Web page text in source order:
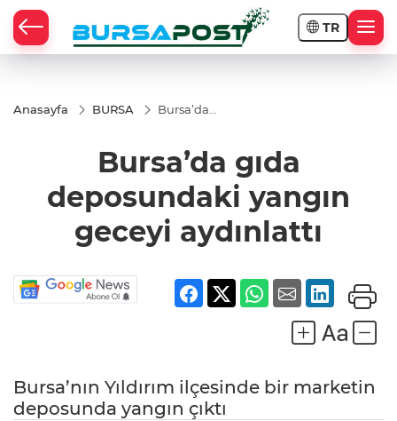
TR
Anasayfa BURSA
Bursa’da
yangın
geceyi
Bursa’da gıda
deposundaki yangın
geceyi aydınlattı
Bursa’nın Yıldırım ilçesinde bir marketin
deposunda yangın çıktı